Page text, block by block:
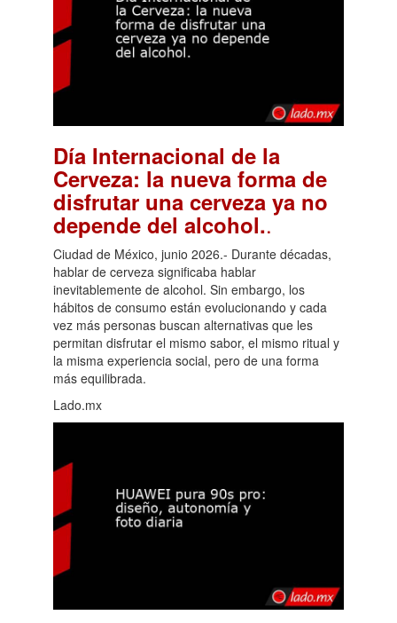
Día Internacional de la
Cerveza: la nueva forma de
disfrutar una cerveza ya no
depende del alcohol..
Ciudad de México, junio 2026.- Durante décadas,
hablar de cerveza significaba hablar
inevitablemente de alcohol. Sin embargo, los
hábitos de consumo están evolucionando y cada
vez más personas buscan alternativas que les
permitan disfrutar el mismo sabor, el mismo ritual y
la misma experiencia social, pero de una forma
más equilibrada.
Lado.mx